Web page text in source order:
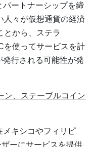
パートナーシップを締
人々が仮想通貨の経済
とから、ステラ
を使ってサービスを計
行される可能性が発
ン、ステーブルコイン
メキシコやフィリピ
ーにサービスを提供